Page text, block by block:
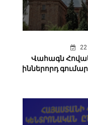
Վահագն
իններորդ